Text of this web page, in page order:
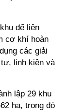
để liên
cơ khí hoàn
các giải
linh kiện và
lập 29 khu
ha, trong đó